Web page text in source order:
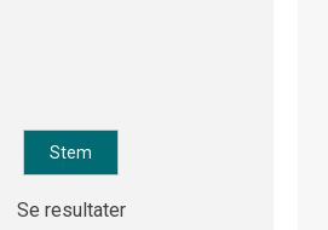
Se resultater